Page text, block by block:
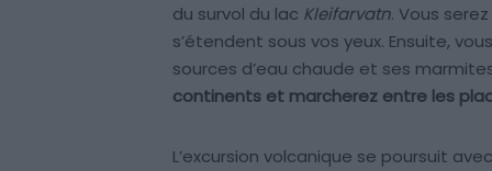
du survol du lac Kleifarvatn. Vous
s’étendent sous vos yeux. Ensuite,
sources d’eau chaude et ses
continents et marcherez entre les
L’excursion volcanique se poursuit